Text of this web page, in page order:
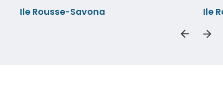
Ile Rousse-Savona Ile